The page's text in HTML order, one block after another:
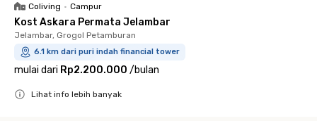
Coliving • Campur
Kost Askara Permata Jelambar
Jelambar, Grogol Petamburan
6.1 km dari puri indah financial tower
mulai dari Rp2.200.000 /bulan
Lihat info lebih banyak